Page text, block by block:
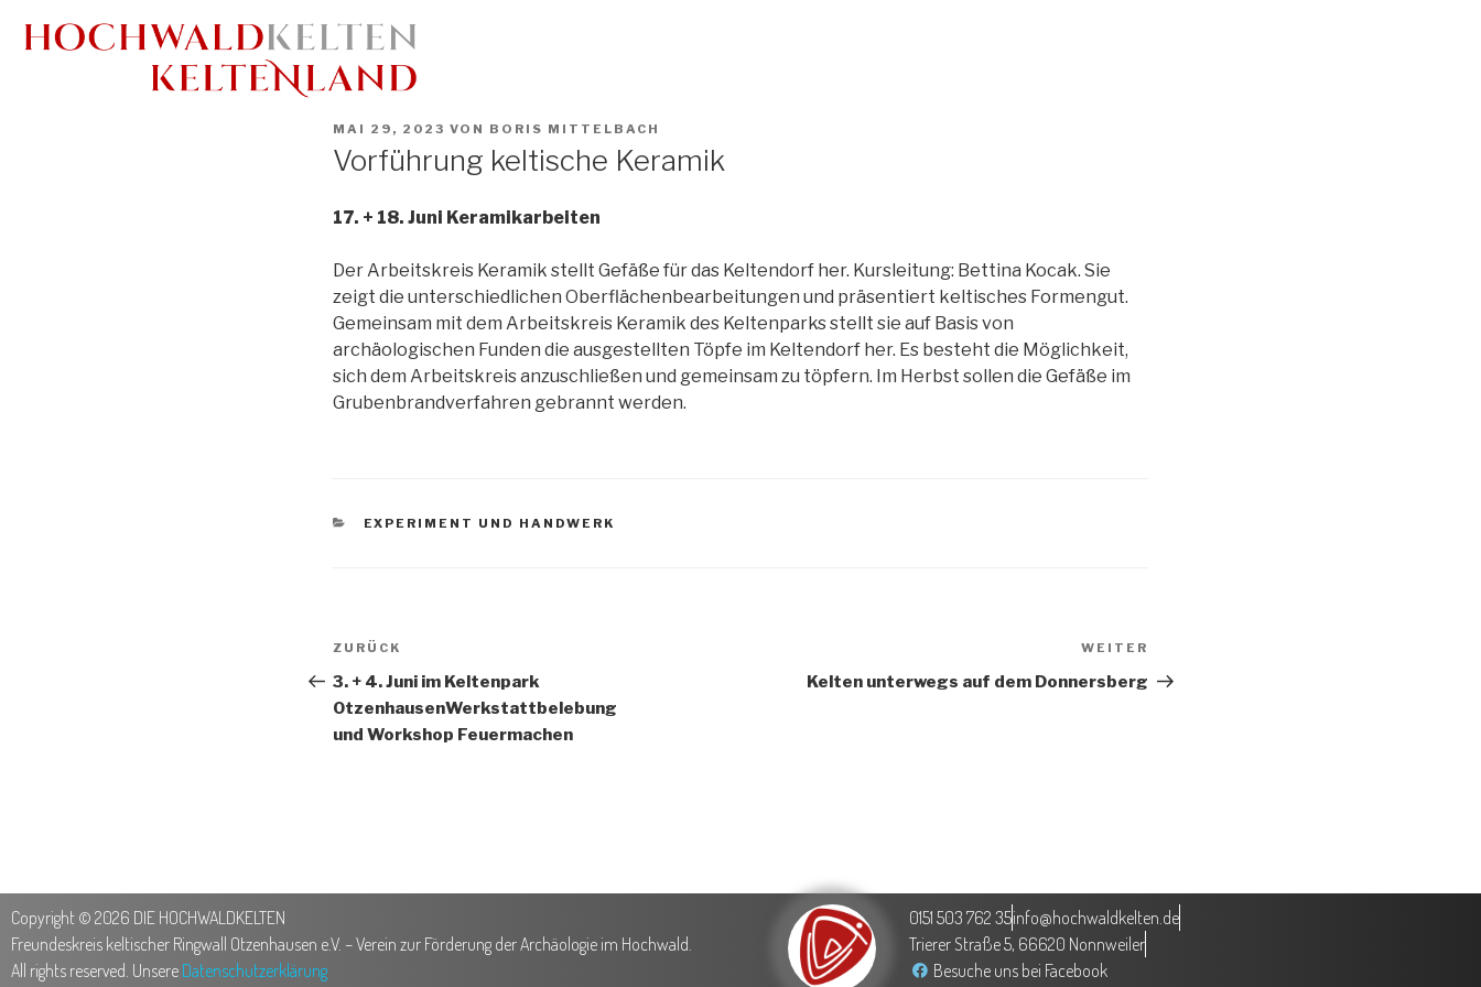
MAI 29, 2023 VON BORIS MITTELBACH
Vorführung keltische Keramik
17. + 18. Juni Keramikarbeiten
Der Arbeitskreis Keramik stellt Gefäße für das Keltendorf her. Kursleitung: Bettina Kocak. Sie
zeigt die unterschiedlichen Oberflächenbearbeitungen und präsentiert keltisches Formengut.
Gemeinsam mit dem Arbeitskreis Keramik des Keltenparks stellt sie auf Basis von
archäologischen Funden die ausgestellten Töpfe im Keltendorf her. Es besteht die Möglichkeit,
sich dem Arbeitskreis anzuschließen und gemeinsam zu töpfern. Im Herbst sollen die Gefäße im
Grubenbrandverfahren gebrannt werden.
EXPERIMENT UND HANDWERK
ZURÜCK
3. + 4. Juni im Keltenpark
OtzenhausenWerkstattbelebung
und Workshop Feuermachen
WEITER
Kelten unterwegs auf dem Donnersberg
Copyright © 2026 DIE HOCHWALDKELTEN
Freundeskreis keltischer Ringwall Otzenhausen e.V. – Verein zur Förderung der Archäologie im Hochwald.
All rights reserved. Unsere Datenschutzerklärung
0151 503 762 35info@hochwaldkelten.de
Trierer Straße 5, 66620 Nonnweiler
Besuche uns bei Facebook